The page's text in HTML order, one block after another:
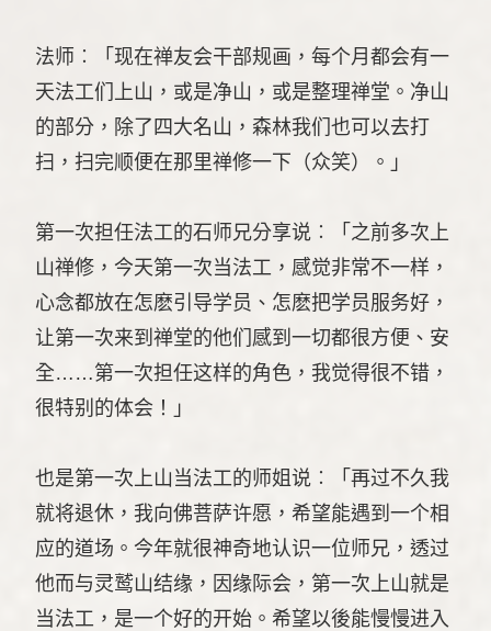
法师︰「现在禅友会干部规画，每个月都会有一
天法工们上山，或是净山，或是整理禅堂。净山
的部分，除了四大名山，森林我们也可以去打
扫，扫完顺便在那里禅修一下（众笑）。」
第一次担任法工的石师兄分享说︰「之前多次上
山禅修，今天第一次当法工，感觉非常不一样，
心念都放在怎麽引导学员、怎麽把学员服务好，
让第一次来到禅堂的他们感到一切都很方便、安
全……第一次担任这样的角色，我觉得很不错，
很特别的体会！」
也是第一次上山当法工的师姐说︰「再过不久我
就将退休，我向佛菩萨许愿，希望能遇到一个相
应的道场。今年就很神奇地认识一位师兄，透过
他而与灵鹫山结缘，因缘际会，第一次上山就是
当法工，是一个好的开始。希望以後能慢慢进入